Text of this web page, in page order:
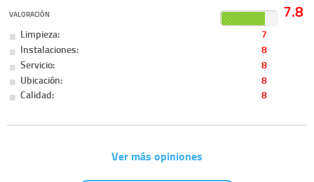
VALORACIÓN 7.8
Limpieza:
7
Instalaciones:
8
Servicio:
8
Ubicación:
8
Calidad:
8
Ver más opiniones